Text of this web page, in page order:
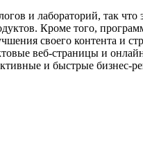
и лабораторий, так что
Кроме того,
своего контента и
веб-страницы и
и быстрые бизнес-